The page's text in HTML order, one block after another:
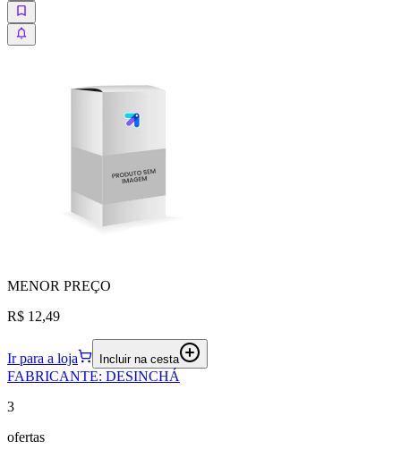
MENOR PREÇO
R$ 12,49
Ir para a loja Incluir na cesta
FABRICANTE: DESINCHÁ
3
ofertas